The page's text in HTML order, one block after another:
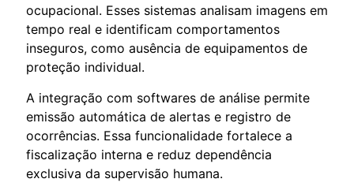
ocupacional. Esses sistemas analisam imagens em
tempo real e identificam comportamentos
inseguros, como ausência de equipamentos de
proteção individual.
A integração com softwares de análise permite
emissão automática de alertas e registro de
ocorrências. Essa funcionalidade fortalece a
fiscalização interna e reduz dependência
exclusiva da supervisão humana.